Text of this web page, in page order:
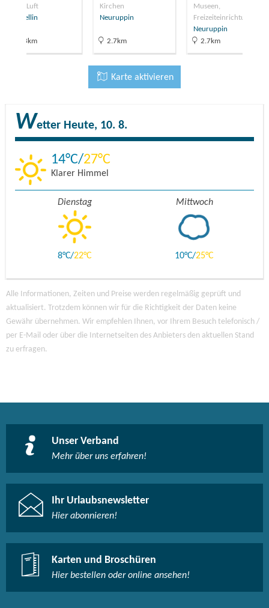
In der Luft
Fehrbellin
12.3km
Kirchen
Neuruppin
2.7km
Museen,
Freizeiteinrichtu…
Neuruppin
2.7km
Karte aktivieren
Wetter Heute, 10. 8.
14 27
Klarer Himmel
Dienstag
8 22
Mittwoch
10 25
Alle Informationen, Zeiten und Preise werden regelmäßig geprüft und
aktualisiert. Trotzdem können wir für die Richtigkeit der Daten keine
Gewähr übernehmen. Wir empfehlen Ihnen, vor Ihrem Besuch telefonisch /
per E-Mail oder über die Internetseiten des Anbieters den aktuellen Stand
zu erfragen.
Unser Verband
Mehr über uns erfahren!
Ihr Urlaubsnewsletter
Hier abonnieren!
Karten und Broschüren
Hier bestellen oder online ansehen!